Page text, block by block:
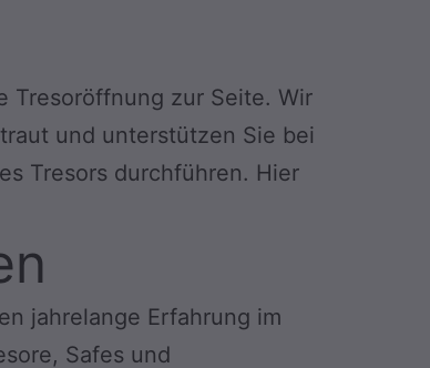
Tresoröffnung zur Seite. Wir
und unterstützen Sie bei
Tresors durchführen. Hier
jahrelange Erfahrung im
Safes und